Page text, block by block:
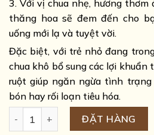
3. Với vị chua nhẹ, hương thơm
thăng hoa sẽ đem đến cho
uống mới lạ và tuyệt vời.
Đặc biệt, với trẻ nhỏ đang
chua khô bổ sung các lợi
ruột giúp ngăn ngừa tình
bón hay rối loạn tiêu hóa.
Sữa Chua Sấy Thăng Hoa YoBite
ĐẶT HÀNG